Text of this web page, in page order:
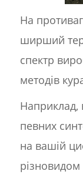
На
ширший
спектр
методів
Наприклад,
певних
на вашій
різновидом